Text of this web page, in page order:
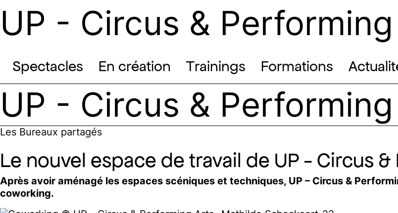
UP - Circus &
Spectacles En création Trainings Formations
UP - Circus &
Les Bureaux partagés
Le nouvel espace de travail de UP - Circus
Après avoir aménagé les espaces scéniques et techniques, UP – Circus &
coworking.